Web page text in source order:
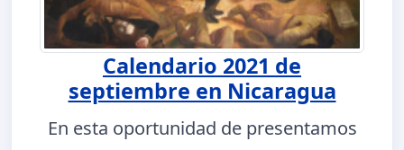
Calendario 2021 de
septiembre en Nicaragua
En esta oportunidad de presentamos